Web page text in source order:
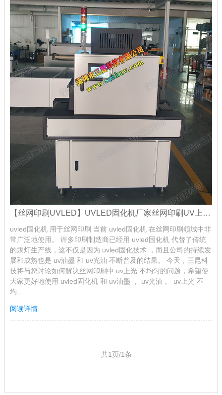
【丝网印刷UVLED】UVLED固化机厂家丝网印刷UV上光不均匀的故障排除
uvled固化机 用于丝网印刷 当前 uvled固化机 在丝网印刷领域中非
常广泛地使用。 许多印刷制造商已经用 uvled固化机 代替了传统
的汞灯生产线，这不仅是因为 uvled固化技术 ，而且公司的持续发
展和成熟也是 uv油墨 和 uv光油 不断普及的结果。 今天，三昆科
技将与您讨论如何解决丝网印刷中 uv上光 不均匀的问题，希望使
大家更好地使用 uvled固化机 和 uv油墨 ， uv光油 。 uv上光 不
均...
阅读详情
共1页/1条